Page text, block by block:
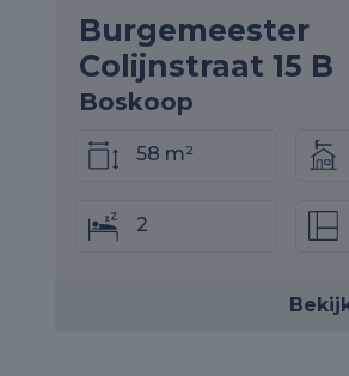
Burgemeester
Colijnstraat 15 B
Boskoop
58 m²
2